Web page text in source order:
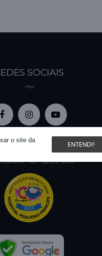
o site da
ENTENDI!
SOCIAIS
Noites Artigos de Luxo - EIRELI
0001-58 | IE: 86.956.780
Humaitá 275, 7º andar
Janeiro - RJ - 22.261-005